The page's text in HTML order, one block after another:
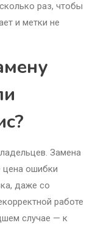
раз, чтобы
и метки не
Замена
цена ошибки
даже со
работе
случае — к